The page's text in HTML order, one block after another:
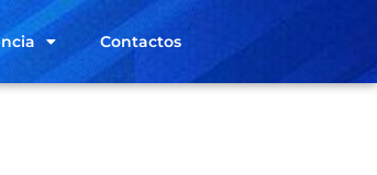
Contactos